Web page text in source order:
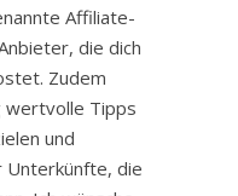
Affiliate-
die dich
Zudem
wertvolle Tipps
und
Unterkünfte, die